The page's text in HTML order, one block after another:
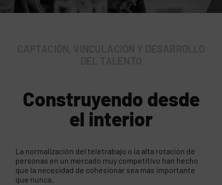
Construyendo desde
el interior
La normalización del teletrabajo o la alta rotación de
personas en un mercado muy competitivo han hecho
que la necesidad de cohesionar sea más importante
que nunca.